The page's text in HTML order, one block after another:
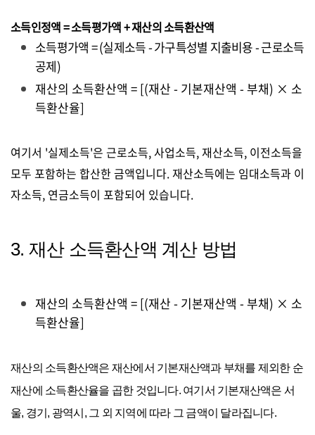
소득인정액 = 소득평가액 + 재산의 소득환산액
소득평가액 = (실제소득 - 가구특성별 지출비용 - 근로소득
공제)
재산의 소득환산액 = [(재산 - 기본재산액 - 부채) × 소
득환산율]
여기서 '실제소득'은 근로소득, 사업소득, 재산소득, 이전소득을
모두 포함하는 합산한 금액입니다. 재산소득에는 임대소득과 이
자소득, 연금소득이 포함되어 있습니다.
3. 재산 소득환산액 계산 방법
재산의 소득환산액 = [(재산 - 기본재산액 - 부채) × 소
득환산율]
재산의 소득환산액은 재산에서 기본재산액과 부채를 제외한 순
재산에 소득환산율을 곱한 것입니다. 여기서 기본재산액은 서
울, 경기, 광역시, 그 외 지역에 따라 그 금액이 달라집니다.